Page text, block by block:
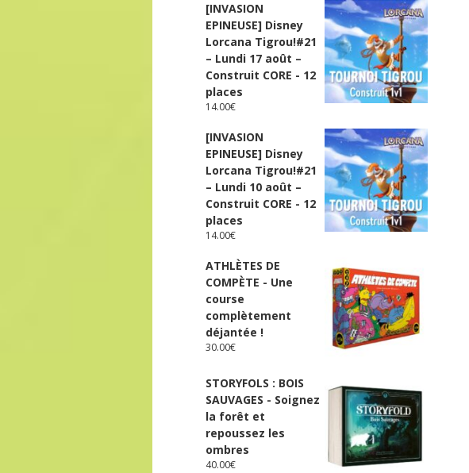
[INVASION
EPINEUSE] Disney
Lorcana Tigrou!#21
– Lundi 17 août –
Construit CORE - 12
places
14.00€
[INVASION
EPINEUSE] Disney
Lorcana Tigrou!#21
– Lundi 10 août –
Construit CORE - 12
places
14.00€
ATHLÈTES DE
COMPÈTE - Une
course
complètement
déjantée !
30.00€
STORYFOLS : BOIS
SAUVAGES - Soignez
la forêt et
repoussez les
ombres
40.00€